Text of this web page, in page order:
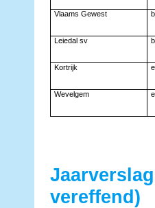
Vlaams Gewest
Leiedal sv
Kortrijk
Wevelgem
vereffend)